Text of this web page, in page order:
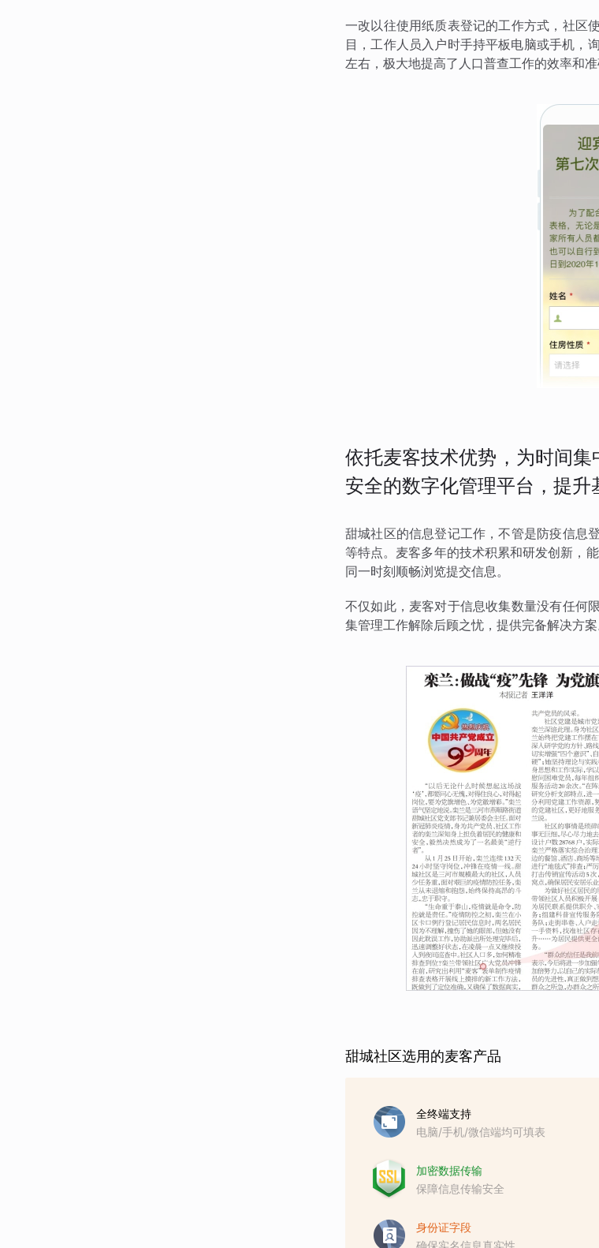
一改以往使用纸质表登记的工作方式，社区
目，工作人员入户时手持平板电脑或手机，
左右，极大地提高了人口普查工作的效率和准
依托麦客技术优势，为时间集
安全的数字化管理平台，提
甜城社区的信息登记工作，不管是防疫信息
等特点。麦客多年的技术积累和研发创新，
同一时刻顺畅浏览提交信息。
不仅如此，麦客对于信息收集数量没有任何
集管理工作解除后顾之忧，提供完备解决方案
甜城社区选用的麦客产品
全终端支持
电脑/手机/微信端均可填表
加密数据传输
保障信息传输安全
身份证字段